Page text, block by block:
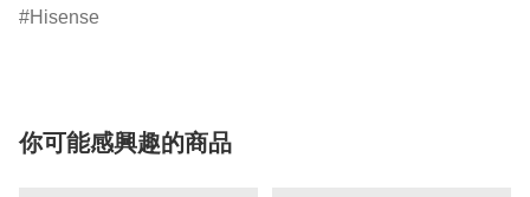
Hisense
你可能感興趣的商品